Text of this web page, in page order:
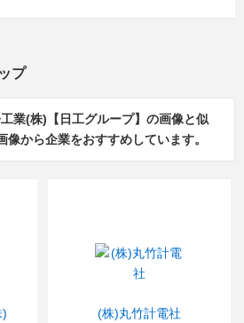
プ
業(株)【日工グループ】の画像と似
像から企業をおすすめしています。
) (株)丸竹計電社